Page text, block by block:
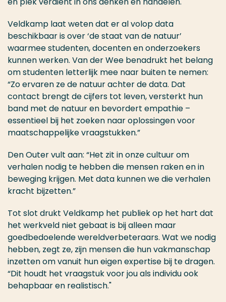
Veldkamp laat weten dat er al volop data
beschikbaar is over ‘de staat van de natuur’
waarmee studenten, docenten en onderzoekers
kunnen werken. Van der Wee benadrukt het belang
om studenten letterlijk mee naar buiten te nemen:
“Zo ervaren ze de natuur achter de data. Dat
contact brengt de cijfers tot leven, versterkt hun
band met de natuur en bevordert empathie –
essentieel bij het zoeken naar oplossingen voor
maatschappelijke vraagstukken.”
Den Outer vult aan: “Het zit in onze cultuur om
verhalen nodig te hebben die mensen raken en in
beweging krijgen. Met data kunnen we die verhalen
kracht bijzetten.”
Tot slot drukt Veldkamp het publiek op het hart dat
het werkveld niet gebaat is bij alleen maar
goedbedoelende wereldverbeteraars. Wat we nodig
hebben, zegt ze, zijn mensen die hun vakmanschap
inzetten om vanuit hun eigen expertise bij te dragen.
“Dit houdt het vraagstuk voor jou als individu ook
behapbaar en realistisch."